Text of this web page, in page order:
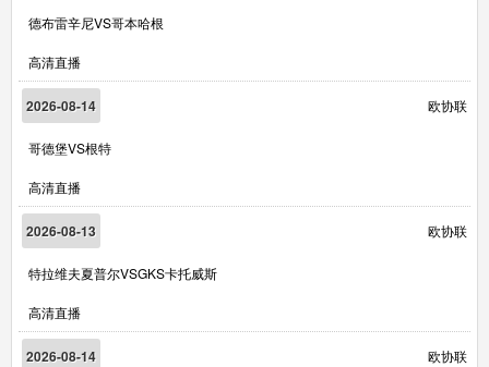
德布雷辛尼VS哥本哈根
高清直播
2026-08-14 欧协联
哥德堡VS根特
高清直播
2026-08-13 欧协联
特拉维夫夏普尔VSGKS卡托威斯
高清直播
2026-08-14 欧协联